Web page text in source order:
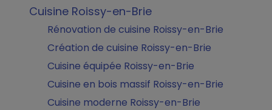
Cuisine Roissy-en-Brie
Rénovation de cuisine Roissy-en-Brie
Création de cuisine Roissy-en-Brie
Cuisine équipée Roissy-en-Brie
Cuisine en bois massif Roissy-en-Brie
Cuisine moderne Roissy-en-Brie